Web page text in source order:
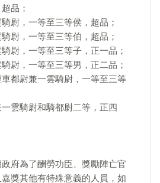
品；
尉，一等至三等侯，超品；
尉，一等至三等伯，超品；
尉，一等至三等子，正一品；
尉，一等至三等男，正二品；
都尉兼一雲騎尉，一等至三等
雲騎尉和騎都尉二等，正四
府為了酬勞功臣、獎勵陣亡官
獎其他有特殊意義的人員，如